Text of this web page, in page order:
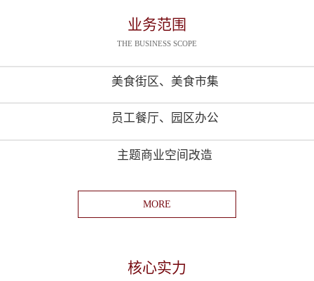
业务范围
THE BUSINESS SCOPE
美食街区、美食市集
员工餐厅、园区办公
主题商业空间改造
MORE
核心实力